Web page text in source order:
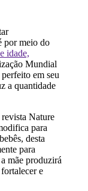
por meio do
idade,
Mundial
em seu
a quantidade
Nature
para
desta
para
mãe produzirá
e